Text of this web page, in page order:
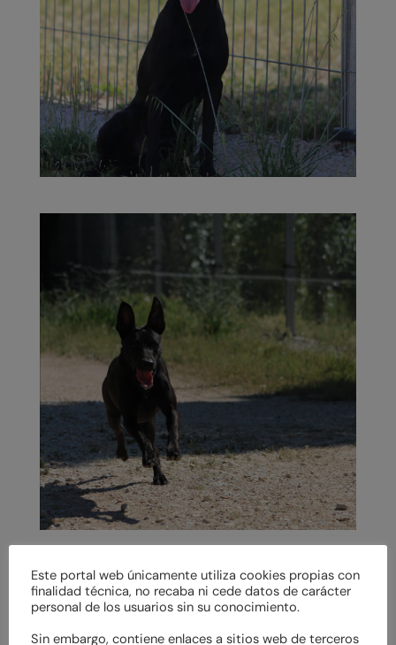
Este portal web únicamente utiliza cookies propias con
finalidad técnica, no recaba ni cede datos de carácter
personal de los usuarios sin su conocimiento.
Sin embargo, contiene enlaces a sitios web de terceros